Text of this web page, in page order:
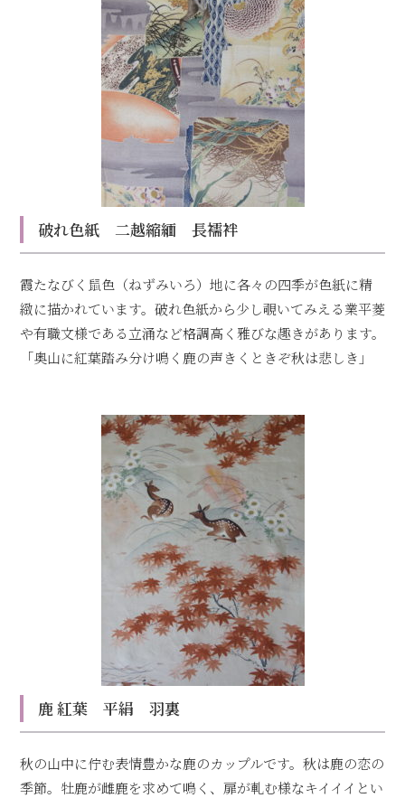
破れ色紙 二越縮緬 長襦袢
霞たなびく鼠色（ねずみいろ）地に各々の四季が色紙に精
緻に描かれています。破れ色紙から少し覗いてみえる業平菱
や有職文様である立涌など格調高く雅びな趣きがあります。
「奥山に紅葉踏み分け鳴く鹿の声きくときぞ秋は悲しき」
鹿 紅葉 平絹 羽裏
秋の山中に佇む表情豊かな鹿のカップルです。秋は鹿の恋の
季節。牡鹿が雌鹿を求めて鳴く、扉が軋む様なキイイイとい